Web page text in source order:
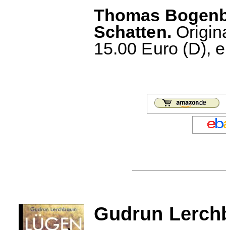
Thomas
Schatten.
15.00 Euro (D),
Gudrun